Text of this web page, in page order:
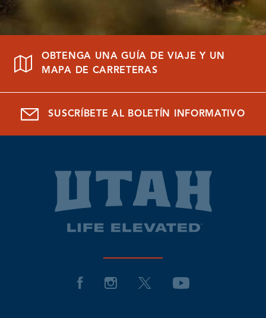
OBTENGA UNA GUÍA DE VIAJE Y UN
MAPA DE CARRETERAS
SUSCRÍBETE AL BOLETÍN INFORMATIVO